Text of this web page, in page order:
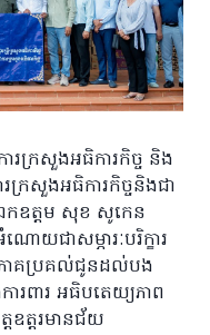
ារក្រសួងអធិការកិច្ច​ និង
ក្រសួងអធិការកិច្ចនិងជា
កឧត្ដម​ សុខ​ សូកេន​
ោយជាសម្ភារៈបរិក្ខារ
ភោគប្រគល់ជូនដល់បង
រពារ អធិបតេយ្យភាព
ឧត្តរមានជ័យ